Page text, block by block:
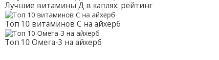
Лучшие витамины Д в каплях: рейтинг
Топ 10 витаминов С на айхерб
Топ 10 Омега-3 на айхерб